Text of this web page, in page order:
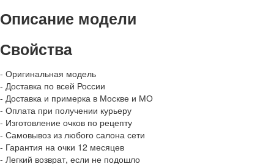
Описание модели
Свойства
- Оригинальная модель
- Доставка по всей России
- Доставка и примерка в Москве и МО
- Оплата при получении курьеру
- Изготовление очков по рецепту
- Самовывоз из любого салона сети
- Гарантия на очки 12 месяцев
- Легкий возврат, если не подошло